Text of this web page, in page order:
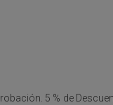
5 % de